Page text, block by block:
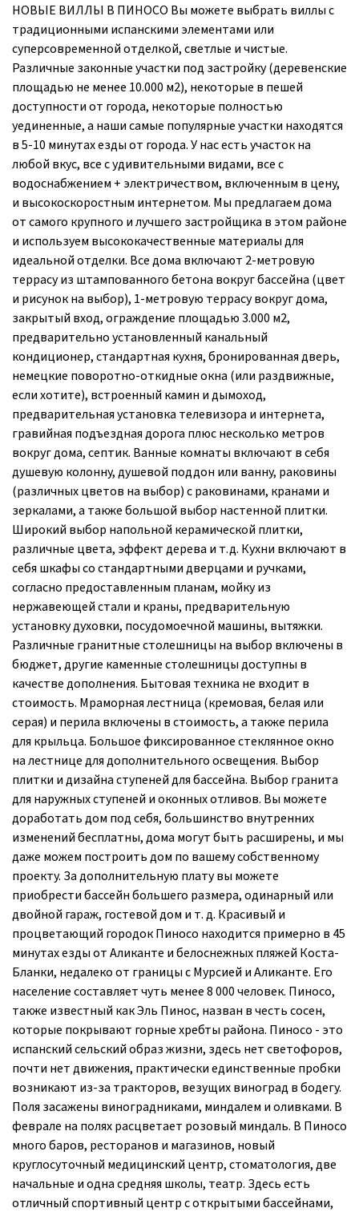
НОВЫЕ ВИЛЛЫ В ПИНОСО Вы можете выбрать виллы с
традиционными испанскими элементами или
суперсовременной отделкой, светлые и чистые.
Различные законные участки под застройку (деревенские
площадью не менее 10.000 м2), некоторые в пешей
доступности от города, некоторые полностью
уединенные, а наши самые популярные участки находятся
в 5-10 минутах езды от города. У нас есть участок на
любой вкус, все с удивительными видами, все с
водоснабжением + электричеством, включенным в цену,
и высокоскоростным интернетом. Мы предлагаем дома
от самого крупного и лучшего застройщика в этом районе
и используем высококачественные материалы для
идеальной отделки. Все дома включают 2-метровую
террасу из штампованного бетона вокруг бассейна (цвет
и рисунок на выбор), 1-метровую террасу вокруг дома,
закрытый вход, ограждение площадью 3.000 м2,
предварительно установленный канальный
кондиционер, стандартная кухня, бронированная дверь,
немецкие поворотно-откидные окна (или раздвижные,
если хотите), встроенный камин и дымоход,
предварительная установка телевизора и интернета,
гравийная подъездная дорога плюс несколько метров
вокруг дома, септик. Ванные комнаты включают в себя
душевую колонну, душевой поддон или ванну, раковины
(различных цветов на выбор) с раковинами, кранами и
зеркалами, а также большой выбор настенной плитки.
Широкий выбор напольной керамической плитки,
различные цвета, эффект дерева и т.д. Кухни включают в
себя шкафы со стандартными дверцами и ручками,
согласно предоставленным планам, мойку из
нержавеющей стали и краны, предварительную
установку духовки, посудомоечной машины, вытяжки.
Различные гранитные столешницы на выбор включены в
бюджет, другие каменные столешницы доступны в
качестве дополнения. Бытовая техника не входит в
стоимость. Мраморная лестница (кремовая, белая или
серая) и перила включены в стоимость, а также перила
для крыльца. Большое фиксированное стеклянное окно
на лестнице для дополнительного освещения. Выбор
плитки и дизайна ступеней для бассейна. Выбор гранита
для наружных ступеней и оконных отливов. Вы можете
доработать дом под себя, большинство внутренних
изменений бесплатны, дома могут быть расширены, и мы
даже можем построить дом по вашему собственному
проекту. За дополнительную плату вы можете
приобрести бассейн большего размера, одинарный или
двойной гараж, гостевой дом и т. д. Красивый и
процветающий городок Пиносо находится примерно в 45
минутах езды от Аликанте и белоснежных пляжей Коста-
Бланки, недалеко от границы с Мурсией и Аликанте. Его
население составляет чуть менее 8 000 человек. Пиносо,
также известный как Эль Пинос, назван в честь сосен,
которые покрывают горные хребты района. Пиносо - это
испанский сельский образ жизни, здесь нет светофоров,
почти нет движения, практически единственные пробки
возникают из-за тракторов, везущих виноград в бодегу.
Поля засажены виноградниками, миндалем и оливками. В
феврале на полях расцветает розовый миндаль. В Пиносо
много баров, ресторанов и магазинов, новый
круглосуточный медицинский центр, стоматология, две
начальные и одна средняя школы, театр. Здесь есть
отличный спортивный центр с открытыми бассейнами,